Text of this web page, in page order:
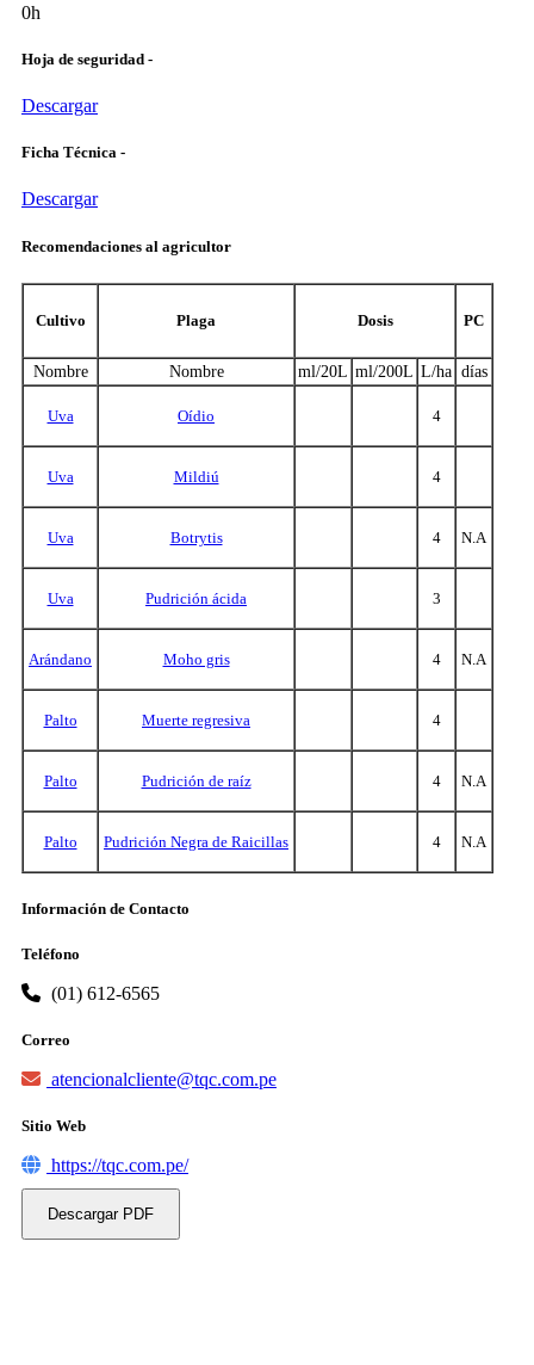
0h
Hoja de seguridad -
Descargar
Ficha Técnica -
Descargar
Recomendaciones al agricultor
Cultivo Plaga Dosis PC
Nombre Nombre ml/20L ml/200L L/ha días
Uva Oídio 4
Uva Mildiú 4
Uva Botrytis 4 N.A
Uva Pudrición ácida 3
Arándano Moho gris 4 N.A
Palto Muerte regresiva 4
Palto Pudrición de raíz 4 N.A
Palto Pudrición Negra de Raicillas 4 N.A
Información de Contacto
Teléfono
(01) 612-6565
Correo
atencionalcliente@tqc.com.pe
Sitio Web
https://tqc.com.pe/
Descargar PDF